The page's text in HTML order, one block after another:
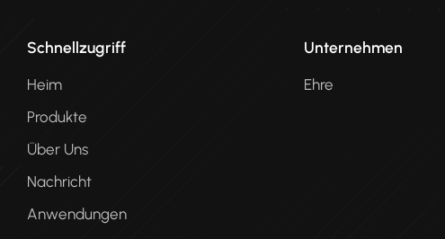
Schnellzugriff
Heim
Produkte
Über Uns
Nachricht
Anwendungen
Unternehmen
Ehre